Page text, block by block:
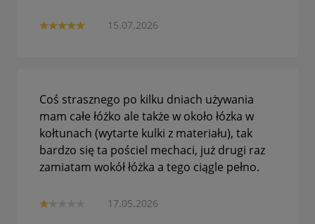
15.07.2026
17.05.2026
Coś strasznego po kilku dniach używania
mam całe łóżko ale także w około łózka w
kołtunach (wytarte kulki z materiału), tak
bardzo się ta pościel mechaci, już drugi raz
zamiatam wokół łóżka a tego ciągle pełno.